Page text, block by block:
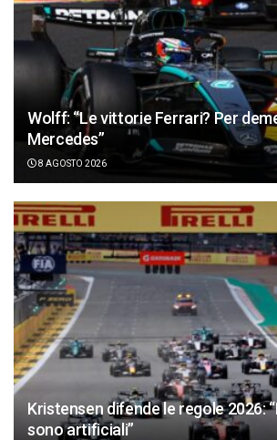
Wolff: “Le vittorie Ferrari? Per
Mercedes”
8 AGOSTO 2026
Kristensen difende le regole 2026:
sono artificiali”